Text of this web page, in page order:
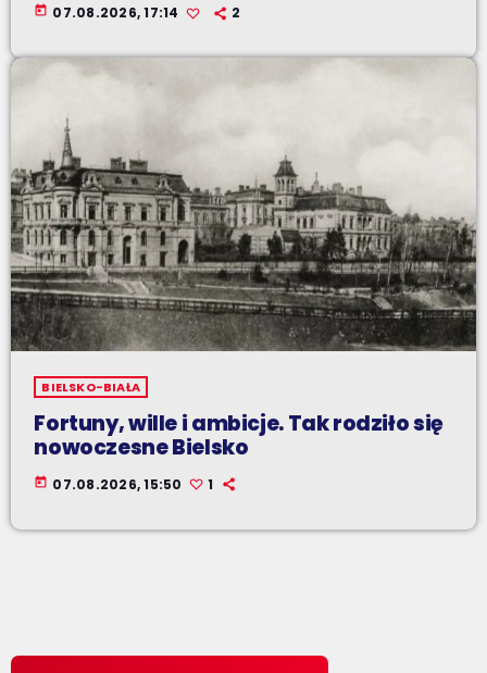
today 07.08.2026, 17:14 2
BIELSKO-BIAŁA
Fortuny, wille i ambicje. Tak rodziło się
nowoczesne Bielsko
today 07.08.2026, 15:50 1